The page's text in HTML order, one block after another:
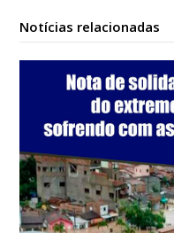
Notícias relacionadas